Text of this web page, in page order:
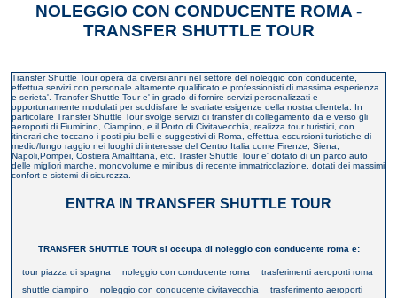
NOLEGGIO CON CONDUCENTE ROMA -
TRANSFER SHUTTLE TOUR
Transfer Shuttle Tour opera da diversi anni nel settore del noleggio con conducente,
effettua servizi con personale altamente qualificato e professionisti di massima esperienza
e serieta'. Transfer Shuttle Tour e' in grado di fornire servizi personalizzati e
opportunamente modulati per soddisfare le svariate esigenze della nostra clientela. In
particolare Transfer Shuttle Tour svolge servizi di transfer di collegamento da e verso gli
aeroporti di Fiumicino, Ciampino, e il Porto di Civitavecchia, realizza tour turistici, con
itinerari che toccano i posti piu belli e suggestivi di Roma, effettua escursioni turistiche di
medio/lungo raggio nei luoghi di interesse del Centro Italia come Firenze, Siena,
Napoli,Pompei, Costiera Amalfitana, etc. Trasfer Shuttle Tour e' dotato di un parco auto
delle migliori marche, monovolume e minibus di recente immatricolazione, dotati dei massimi
confort e sistemi di sicurezza.
ENTRA IN TRANSFER SHUTTLE TOUR
TRANSFER SHUTTLE TOUR si occupa di noleggio con conducente roma e:
tour piazza di spagna noleggio con conducente roma
trasferimenti aeroporti roma
shuttle ciampino
noleggio con conducente civitavecchia
trasferimento aeroporti